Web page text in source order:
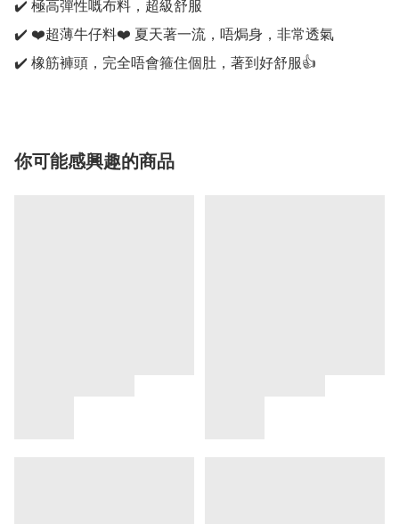
✔️ 極高彈性嘅布料，超級舒服
✔️ ❤️超薄牛仔料❤️ 夏天著一流，唔焗身，非常透氣
✔️ 橡筋褲頭，完全唔會箍住個肚，著到好舒服👍
你可能感興趣的商品